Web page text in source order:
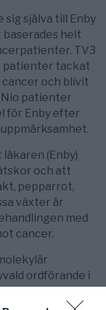
själva till Enby
baserades helt
TV3
patienter tackat
och blivit
Nio patienter
för Enby efter
(Enby)
och att
pepparrot,
växter är
med
cancer.
ordförande i
i
Folkbildning